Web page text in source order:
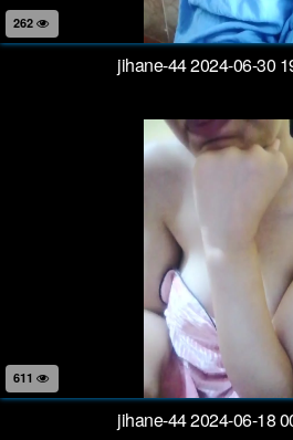
jihane-44 2024-06-30
jihane-44 2024-06-18